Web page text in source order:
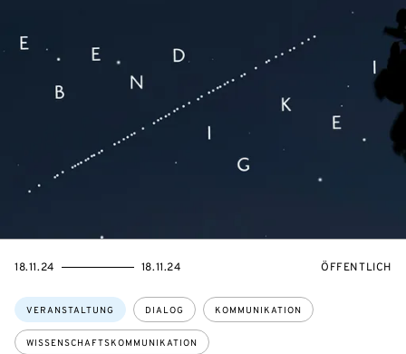
Themen:
VERANSTALTUNG DIALOG KOMMUNIKATION
WISSENSCHAFTSKOMMUNIKATION
EVENTBEGINSON
18.11.24
EVENTENDSON 18.11.24 ÖFFENTLICH